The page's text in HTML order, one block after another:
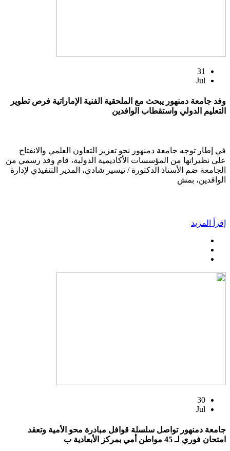
31
Jul
وفد جامعة دمنهور يبحث مع الملحقية الفنية الإماراتية فرص تطوير
التعليم الدولي واستقطاب الوافدين
في إطار توجه جامعة دمنهور نحو تعزيز التعاون العلمي والانفتاح
على نظيراتها من المؤسسات الأكاديمية الدولية، قام وفد رسمي من
الجامعة ضم الأستاذ الدكتورة / تيسير شادي، المدير التنفيذي لإدارة
الوافدين، بمش
إقرأ المزيد
30
Jul
جامعة دمنهور تواصل سلسلة قوافل مبادرة محو الأمية وتعقد
امتحان فوري لـ 45 مواطن أمي بمركز الأبعادية ب